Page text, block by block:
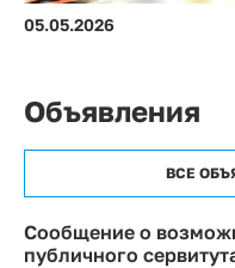
05.05.2026
Объявления
ВСЕ
Сообщение о
публичного